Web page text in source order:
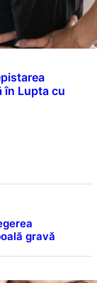
în Lupta cu
gravă